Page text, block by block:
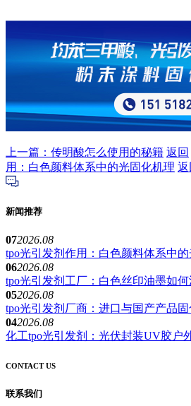
上一篇：传明酸怎么使用的秘籍 返回
用：白色颜料体系中的光固化机理 返
新闻推荐
072026.08
tpo光引发剂作用：白色颜料体系中
062026.08
tpo光引发剂工厂：白色丝印油墨如何
052026.08
tpo光引发剂厂商：进口与国产产品
042026.08
化工tpo光引发剂：光伏封装UV胶户
CONTACT US
联系我们